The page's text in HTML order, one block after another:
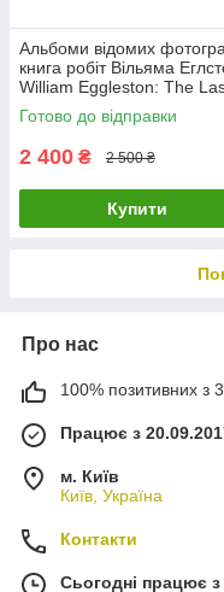
Альбоми відомих
книга робіт Вільяма
William Eggleston: The
Dyes книги про
Готово до відправки
2 400 ₴ 2 500 ₴
Купити
Про нас
100% позитивних з
Працює з
м. Київ
Київ, Україна
Контакти
Сьогодні працює